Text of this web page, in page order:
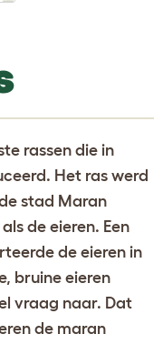
rassen die in
Het ras werd
stad Maran
de eieren. Een
de eieren in
bruine eieren
vraag naar. Dat
de maran